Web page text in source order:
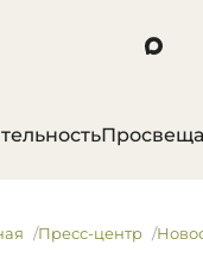
Пресс-центр